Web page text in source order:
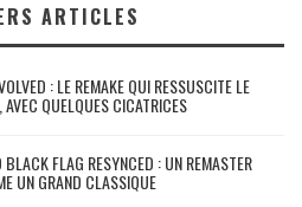
ARTICLES
: LE REMAKE QUI RESSUSCITE LE
QUELQUES CICATRICES
BLACK FLAG RESYNCED : UN REMASTER
UN GRAND CLASSIQUE